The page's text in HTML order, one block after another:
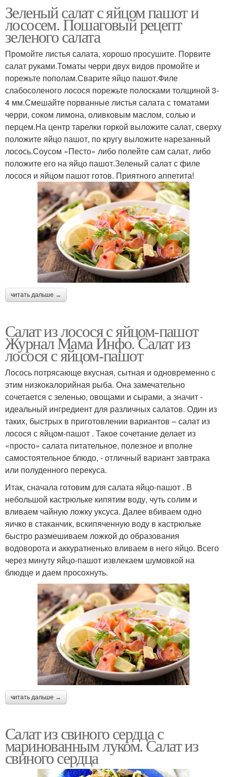
Зеленый салат с яйцом пашот и
лососем. Пошаговый рецепт
зеленого салата
Промойте листья салата, хорошо просушите. Порвите
салат руками.Томаты черри двух видов промойте и
порежьте пополам.Сварите яйцо пашот.Филе
слабосоленого лосося порежьте полосками толщиной 3-
4 мм.Смешайте порванные листья салата с томатами
черри, соком лимона, оливковым маслом, солью и
перцем.На центр тарелки горкой выложите салат, сверху
положите яйцо пашот, по кругу выложите нарезанный
лосось.Соусом «Песто» либо полейте сам салат, либо
положите его на яйцо пашот.Зеленый салат с филе
лосося и яйцом пашот готов. Приятного аппетита!
читать дальше →
Салат из лосося с яйцом-пашот
Журнал Мама Инфо. Салат из
лосося с яйцом-пашот
Лосось потрясающе вкусная, сытная и одновременно с
этим низкокалорийная рыба. Она замечательно
сочетается с зеленью, овощами и сырами, а значит -
идеальный ингредиент для различных салатов. Один из
таких, быстрых в приготовлении вариантов – салат из
лосося с яйцом-пашот . Такое сочетание делает из
«просто» салата питательное, полезное и вполне
самостоятельное блюдо, - отличный вариант завтрака
или полуденного перекуса.
Итак, сначала готовим для салата яйцо-пашот . В
небольшой кастрюльке кипятим воду, чуть солим и
вливаем чайную ложку уксуса. Далее вбиваем одно
яичко в стаканчик, вскипяченную воду в кастрюльке
быстро размешиваем ложкой до образования
водоворота и аккуратненько вливаем в него яйцо. Всего
через минуту яйцо-пашот извлекаем шумовкой на
блюдце и даем просохнуть.
читать дальше →
Салат из свиного сердца с
маринованным луком. Салат из
свиного сердца